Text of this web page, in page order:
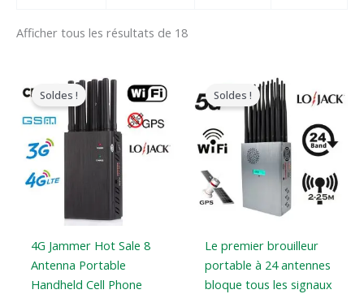
Afficher tous les résultats de 18
Soldes !
4G Jammer Hot Sale 8
Antenna Portable
Handheld Cell Phone
prix
original
était
:
$599.00.
prix
actuel
est
:
$219.99.
Soldes !
Le premier brouilleur
portable à 24 antennes
bloque tous les signaux
prix
original
était
$1,599.00.
prix
actuel
$829.88.